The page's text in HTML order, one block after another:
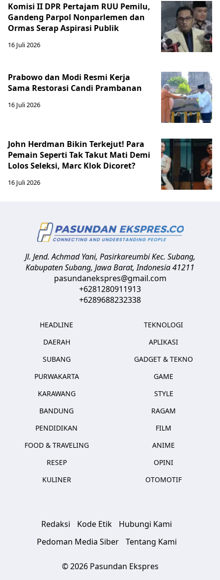
Komisi II DPR Pertajam RUU Pemilu,
Gandeng Parpol Nonparlemen dan
Ormas Serap Aspirasi Publik
16 Juli 2026
Prabowo dan Modi Resmi Kerja
Sama Restorasi Candi Prambanan
16 Juli 2026
John Herdman Bikin Terkejut! Para
Pemain Seperti Tak Takut Mati Demi
Lolos Seleksi, Marc Klok Dicoret?
16 Juli 2026
Jl. Jend. Achmad Yani, Pasirkareumbi Kec. Subang,
Kabupaten Subang, Jawa Barat,Indonesia41211
pasundanekspres@gmail.com
+6281280911913
+6289688232338
HEADLINE
DAERAH
SUBANG
PURWAKARTA
KARAWANG
BANDUNG
PENDIDIKAN
FOOD & TRAVELING
RESEP
KULINER
TEKNOLOGI
APLIKASI
GADGET & TEKNO
GAME
STYLE
RAGAM
FILM
ANIME
OPINI
OTOMOTIF
Redaksi Kode Etik
Hubungi Kami
Pedoman Media Siber
Tentang Kami
© 2026 Pasundan Ekspres